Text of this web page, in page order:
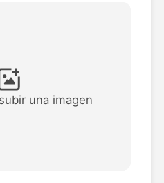
las plantillas
una imagen